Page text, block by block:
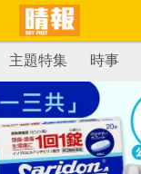
主題特集 時事